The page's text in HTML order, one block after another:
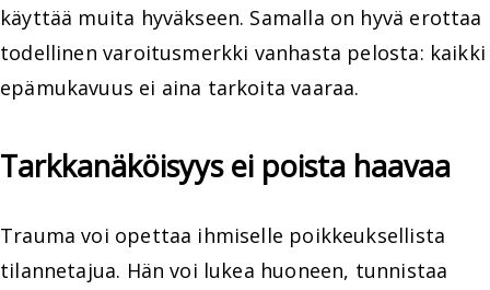
käyttää muita hyväkseen. Samalla on hyvä erottaa
todellinen varoitusmerkki vanhasta pelosta: kaikki
epämukavuus ei aina tarkoita vaaraa.
Tarkkanäköisyys ei poista haavaa
Trauma voi opettaa ihmiselle poikkeuksellista
tilannetajua. Hän voi lukea huoneen, tunnistaa